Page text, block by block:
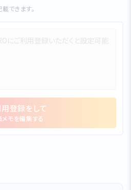
できます。
登録をして
メモを編集する